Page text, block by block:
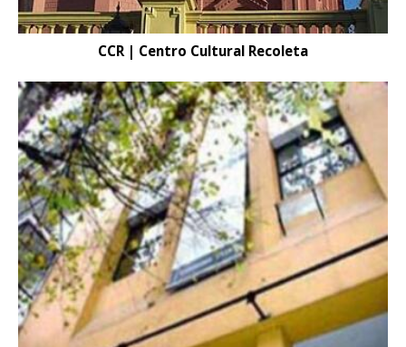
CCR | Centro Cultural Recoleta